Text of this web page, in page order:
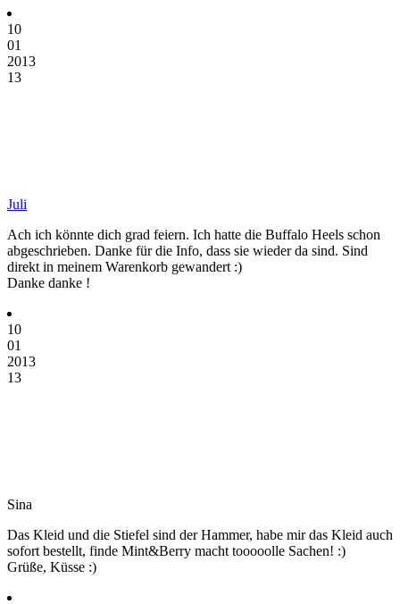
10
01
2013
13
Juli
Ach ich könnte dich grad feiern. Ich hatte die Buffalo Heels schon
abgeschrieben. Danke für die Info, dass sie wieder da sind. Sind
direkt in meinem Warenkorb gewandert :)
Danke danke !
10
01
2013
13
Sina
Das Kleid und die Stiefel sind der Hammer, habe mir das Kleid auch
sofort bestellt, finde Mint&Berry macht tooooolle Sachen! :)
Grüße, Küsse :)